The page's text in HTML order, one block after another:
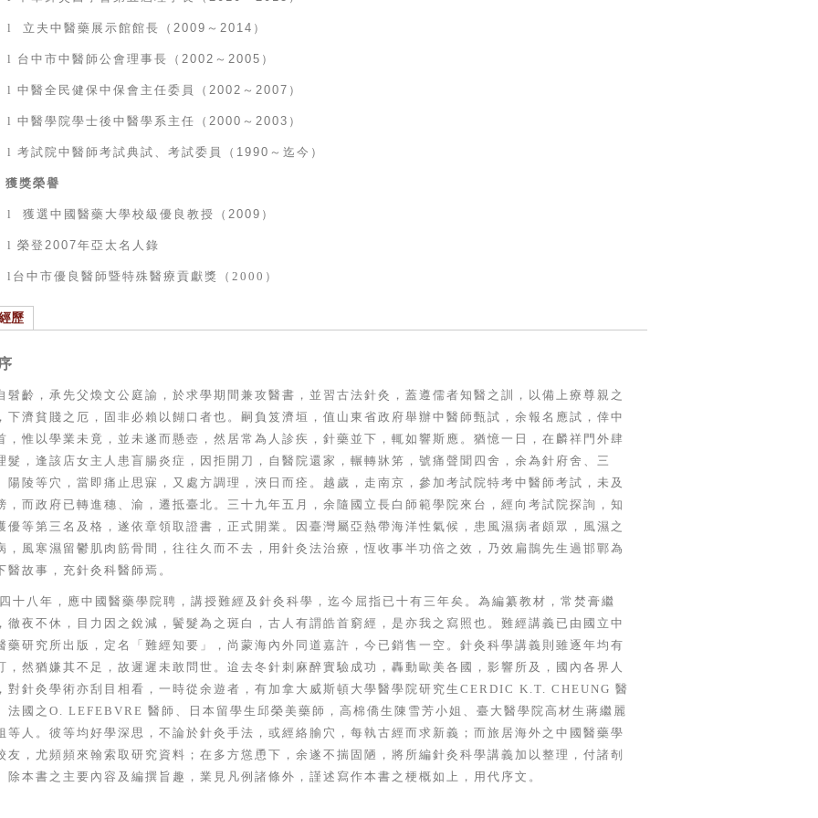
l 立夫中醫藥展示館館長（2009 ～2014 ）
l 台中市中醫師公會理事長（2002 ～2005 ）
l 中醫全民健保中保會主任委員（2002 ～2007 ）
l 中醫學院學士後中醫學系主任（2000 ～2003 ）
l 考試院中醫師考試典試、考試委員（ 1990 ～迄今）
獲獎榮譽
l 獲選中國醫藥大學校級優良教授（2009 ）
l 榮登2007年亞太名人錄
l 台中市優良醫師暨特殊醫療貢獻獎（2000 ）
歷
髫齡，承先父煥文公庭諭，於求學期間兼攻醫書，並習古法針灸，蓋遵儒者知醫之訓，以備上療尊親之
下濟貧賤之厄，固非必賴以餬口者也。嗣負笈濟垣，值山東省政府舉辦中醫師甄試，余報名應試，倖中
，惟以學業未竟，並未遂而懸壺，然居常為人診疾，針藥並下，輒如響斯應。猶憶一日，在麟祥門外肆
髮，逢該店女主人患盲腸炎症，因拒開刀，自醫院還家，輾轉牀笫，號痛聲聞四舍，余為針府舍、三
陽陵等穴，當即痛止思寐，又處方調理，浹日而痊。越歲，走南京，參加考試院特考中醫師考試，未及
，而政府已轉進穗、渝，遷抵臺北。三十九年五月，余隨國立長白師範學院來台，經向考試院探詢，知
優等第三名及格，遂依章領取證書，正式開業。因臺灣屬亞熱帶海洋性氣候，患風濕病者頗眾，風濕之
，風寒濕留鬱肌肉筋骨間，往往久而不去，用針灸法治療，恆收事半功倍之效，乃效扁鵲先生過邯鄲為
醫故事，充針灸科醫師焉。
四十八年，應中國醫藥學院聘，講授難經及針灸科學，迄今屈指已十有三年矣。為編纂教材，常焚膏繼
徹夜不休，目力因之銳減，鬢髮為之斑白，古人有謂皓首窮經，是亦我之寫照也。難經講義已由國立中
藥研究所出版，定名「難經知要」，尚蒙海內外同道嘉許，今已銷售一空。針灸科學講義則雖逐年均有
，然猶嫌其不足，故遲遲未敢問世。迨去冬針刺麻醉實驗成功，轟動歐美各國，影響所及，國內各界人
對針灸學術亦刮目相看，一時從余遊者，有加拿大威斯頓大學醫學院研究生 CERDIC K.T. CHEUNG 醫
法國之 O. LEFEBVRE 醫師、日本留學生邱榮美藥師，高棉僑生陳雪芳小姐、臺大醫學院高材生蔣繼麗
等人。彼等均好學深思，不論於針灸手法，或經絡腧穴，每執古經而求新義；而旅居海外之中國醫藥學
友，尤頻頻來翰索取研究資料；在多方慫恿下，余遂不揣固陋，將所編針灸科學講義加以整理，付諸剞
除本書之主要內容及編撰旨趣，業見凡例諸條外，謹述寫作本書之梗概如上，用代序文。